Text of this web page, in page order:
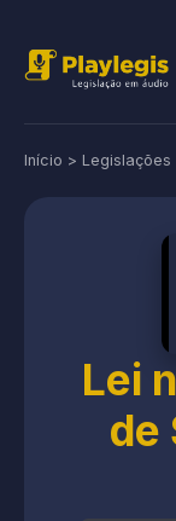
Início > Legislações
Lei
de